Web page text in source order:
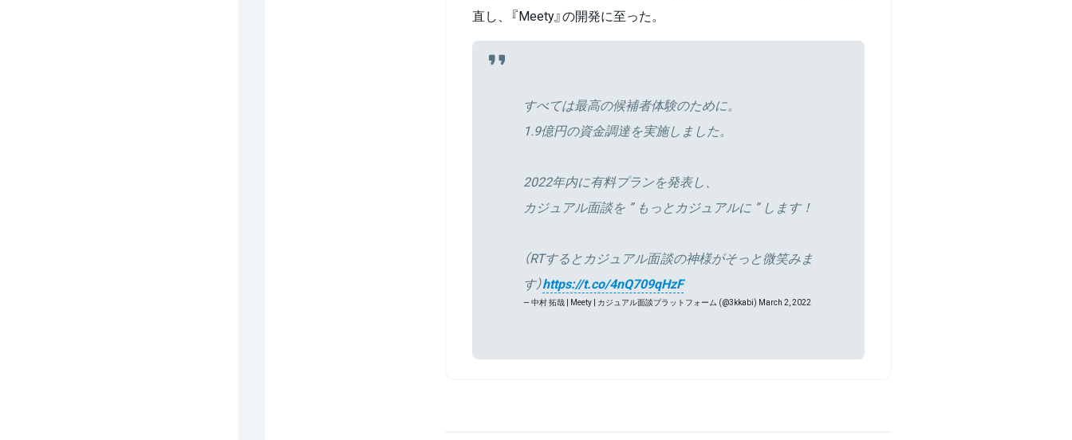
直し、『Meety』の開発に至った。
すべては最高の候補者体験のために。
1.9億円の資金調達を実施しました。
2022年内に有料プランを発表し、
カジュアル面談を ” もっとカジュアルに ” します！
（RTするとカジュアル面談の神様がそっと微笑みま
す）https://t.co/4nQ709qHzF
— 中村 拓哉 | Meety | カジュアル面談プラットフォーム (@3kkabi) March 2, 2022